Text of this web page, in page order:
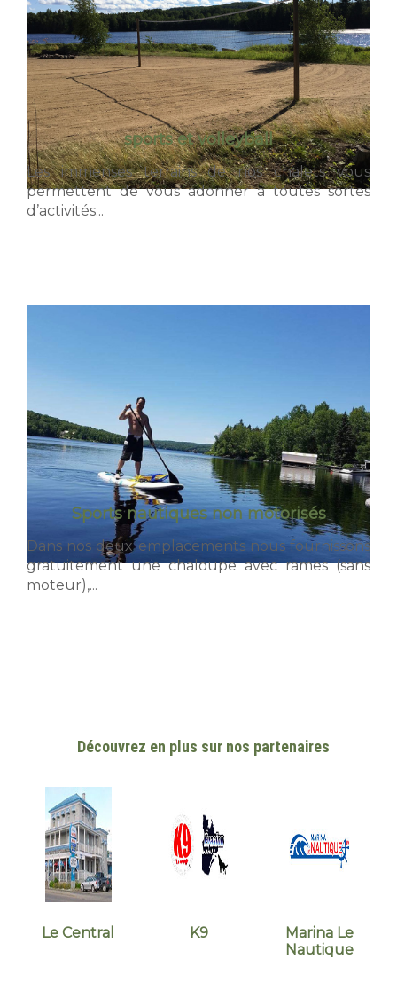
sports et volleyball
Les immenses terrains de nos chalets vous
permettent de vous adonner à toutes sortes
d’activités...
Sports nautiques non motorisés
Dans nos deux emplacements nous fournissons
gratuitement une chaloupe avec rames (sans
moteur),...
Découvrez en plus sur nos partenaires
Le Central K9
Marina Le
Nautique